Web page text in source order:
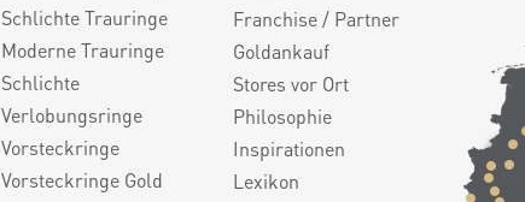
Schlichte Trauringe
Moderne Trauringe
Schlichte
Verlobungsringe
Vorsteckringe
Vorsteckringe Gold
Franchise / Partner
Goldankauf
Stores vor Ort
Philosophie
Inspirationen
Lexikon